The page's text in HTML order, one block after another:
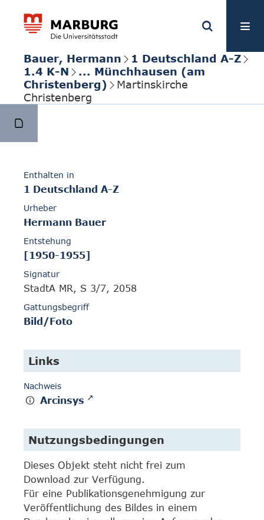
Bauer, Hermann
1 Deutschland A-Z
1.4 K-N
... Münchhausen (am
Christenberg)
Martinskirche
Christenberg
Enthalten in
1 Deutschland A-Z
Urheber
Hermann Bauer
Entstehung
[1950-1955]
Signatur
StadtA MR, S 3/7, 2058
Gattungsbegriff
Bild/Foto
Links
Nachweis
Arcinsys
Nutzungsbedingungen
Dieses Objekt steht nicht frei zum
Download zur Verfügung.
Für eine Publikationsgenehmigung zur
Veröffentlichung des Bildes in einem